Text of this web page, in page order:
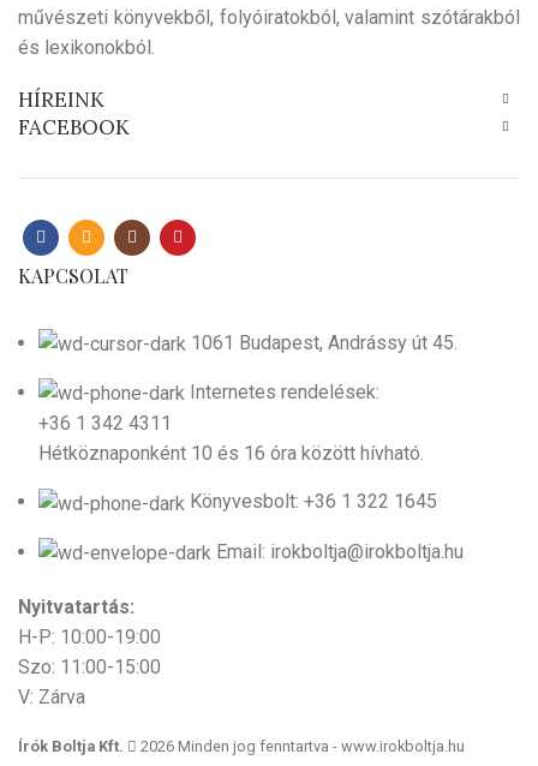
művészeti könyvekből, folyóiratokból, valamint szótárakból
és lexikonokból.
HÍREINK
FACEBOOK
KAPCSOLAT
1061 Budapest, Andrássy út 45.
Internetes rendelések:
+36 1 342 4311
Hétköznaponként 10 és 16 óra között hívható.
Könyvesbolt: +36 1 322 1645
Email: irokboltja@irokboltja.hu
Nyitvatartás:
H-P: 10:00-19:00
Szo: 11:00-15:00
V: Zárva
Írók Boltja Kft. 2026 Minden jog fenntartva - www.irokboltja.hu